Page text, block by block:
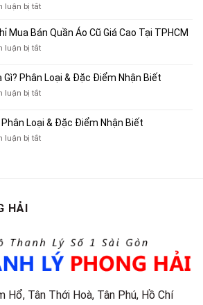
Chuyên
Bán
Xe
Cũ,
Xe
Cũ
TP.HCM
luận bị tắtở
10
Thu
Sách
Tạp
Chí
Mua Bán Quần Áo Cũ Giá Cao Tại TPHCM
luận bị tắtở
Địa
Chỉ
Bán
Áo
Gì? Phân Loại & Đặc Điểm Nhận Biết
luận bị tắtở
Chít
Là
Phân Loại & Đặc Điểm Nhận Biết
luận bị tắtở
Điểm
Nhận
Biết
HẢI
Hổ, Tân Thới Hoà, Tân Phú, Hồ Chí